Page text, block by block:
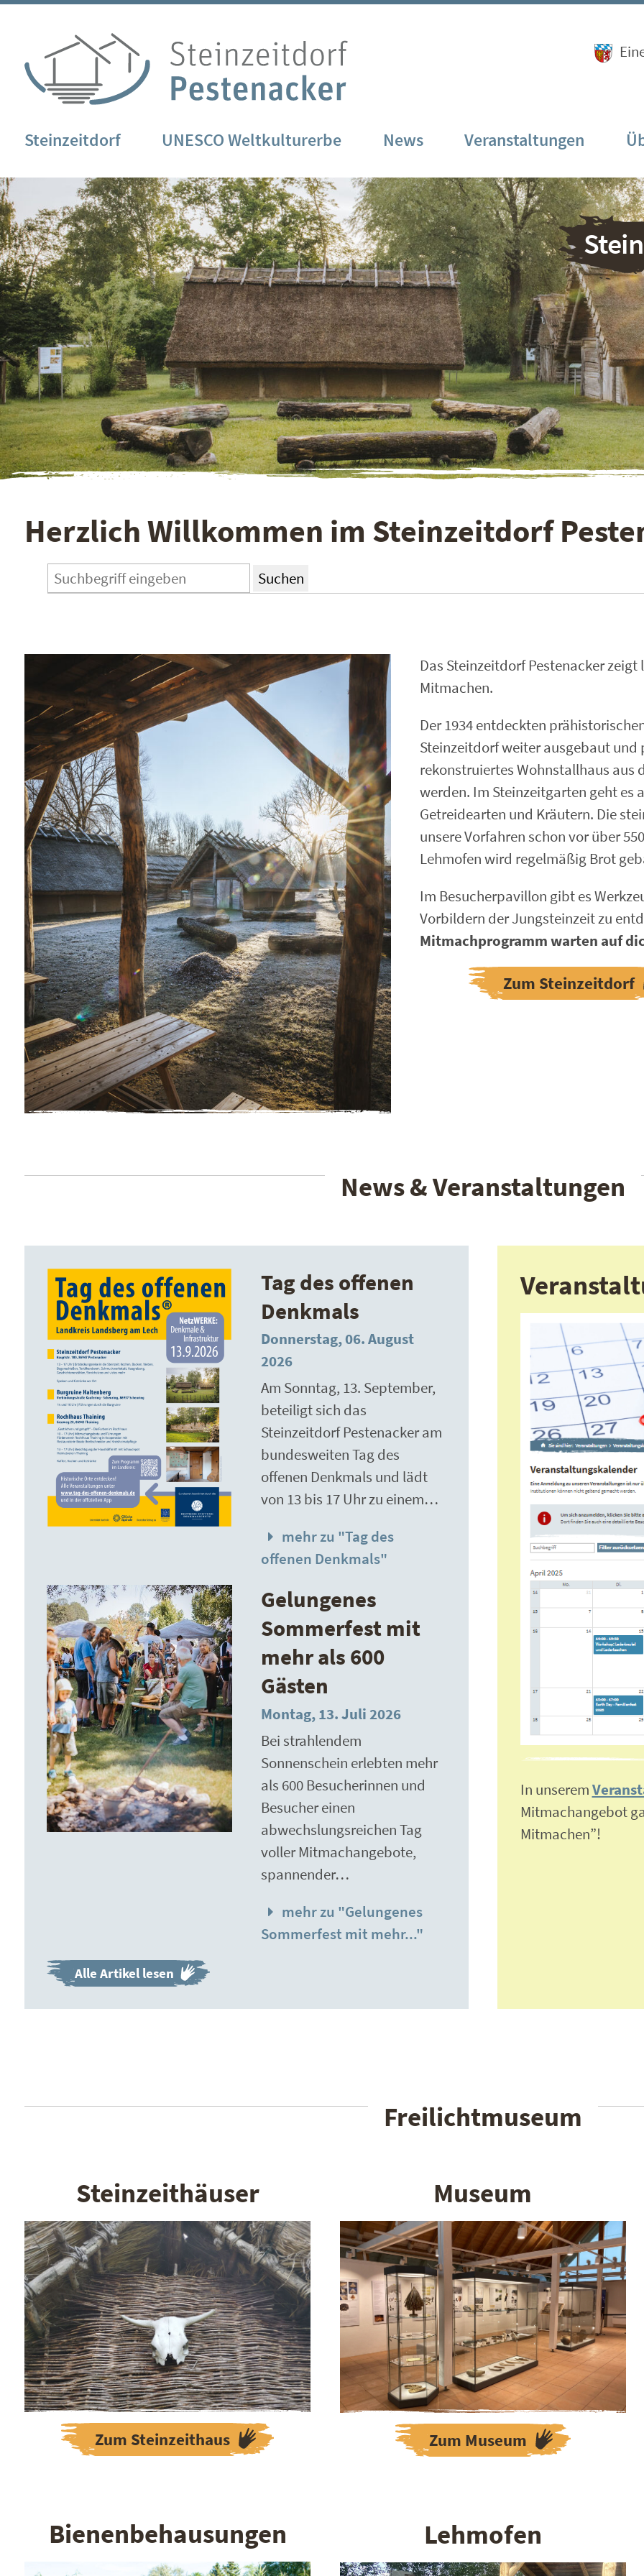
Steinzeitdorf UNESCO Weltkulturerbe News Veranstaltungen
Herzlich Willkommen im Steinzeitdorf
Suchen
Das Steinzeitdorf Pestenacker
Mitmachen.
Der 1934 entdeckten
Steinzeitdorf weiter ausgebaut
rekonstruiertes Wohnstallhaus
werden. Im Steinzeitgarten geht es
Getreidearten und Kräutern. Die
unsere Vorfahren schon vor über
Lehmofen wird regelmäßig Brot
Im Besucherpavillon gibt es
Vorbildern der Jungsteinzeit zu
Mitmachprogramm warten auf
Zum Steinzeitdorf
News & Veranstaltungen
Tag des offenen
Denkmals
Donnerstag, 06. August
2026
Am Sonntag, 13. September,
beteiligt sich das
Steinzeitdorf Pestenacker am
bundesweiten Tag des
offenen Denkmals und lädt
von 13 bis 17 Uhr zu einem…
mehr zu "Tag des
offenen Denkmals"
Gelungenes
Sommerfest mit
mehr als 600
Gästen
Montag, 13. Juli 2026
Bei strahlendem
Sonnenschein erlebten mehr
als 600 Besucherinnen und
Besucher einen
abwechslungsreichen Tag
voller Mitmachangebote,
spannender…
mehr zu "Gelungenes
Sommerfest mit mehr..."
Alle Artikel lesen
In unserem
Mitmachangebot
Mitmachen”!
Freilichtmuseum
Steinzeithäuser
Zum Steinzeithaus
Bienenbehausungen
Museum
Zum Museum
Lehmofen